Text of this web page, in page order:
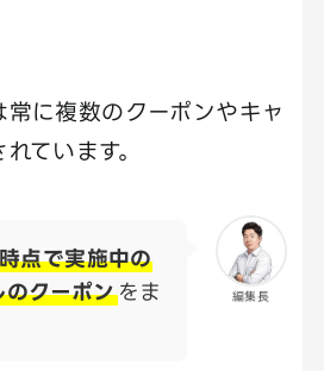
常に複数のクーポンやキャ
ています。
編集長
点で実施中の
のクーポンをま